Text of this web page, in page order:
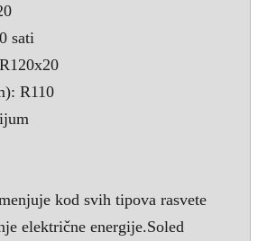
sati
R110
kod svih tipova rasvete
električne energije.Soled